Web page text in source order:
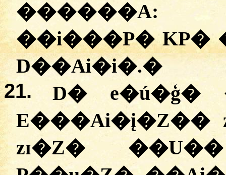
��i���P� KP�
D��Ai�i�.�
21.
D�
E���Ai�į�Z��
zɪ�Z�